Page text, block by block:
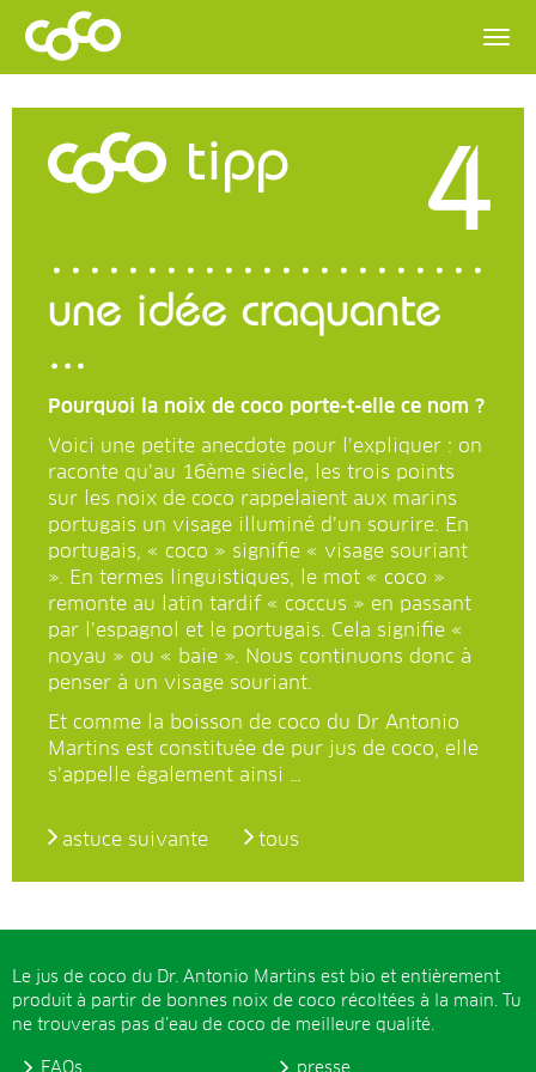
tipp 4
une idée craquante
...
Pourquoi la noix de coco porte-t-elle ce nom ?
Voici une petite anecdote pour l’expliquer : on
raconte qu’au 16ème siècle, les trois points
sur les noix de coco rappelaient aux marins
portugais un visage illuminé d’un sourire. En
portugais, « coco » signifie « visage souriant
». En termes linguistiques, le mot « coco »
remonte au latin tardif « coccus » en passant
par l’espagnol et le portugais. Cela signifie «
noyau » ou « baie ». Nous continuons donc à
penser à un visage souriant.
Et comme la boisson de coco du Dr Antonio
Martins est constituée de pur jus de coco, elle
s’appelle également ainsi …
astuce suivante tous
Le jus de coco du Dr. Antonio Martins est bio et entièrement
produit à partir de bonnes noix de coco récoltées à la main. Tu
ne trouveras pas d’eau de coco de meilleure qualité.
FAQs presse